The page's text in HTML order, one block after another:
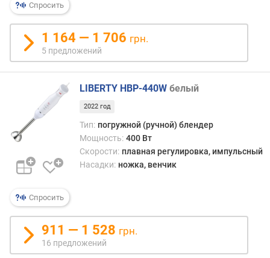
г
и
х
к
д
е
ы
п
о
т
з
ы
в
а
Спросить
1 164 — 1 706 грн.
5 предложений
Спросить
LIBERTY HBP-440W белый
2022 год
Тип: погружной (ручной) блендер
Мощность: 400 Вт
Скорости: плавная регулировка, импульсный
Насадки: ножка, венчик
911 — 1 528 грн.
16 предложений